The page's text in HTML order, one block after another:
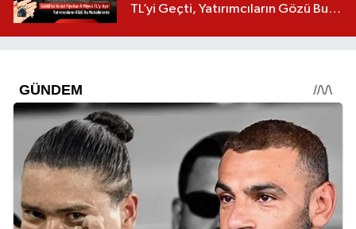
TL’yi Geçti, Yatırımcıların Gözü Bu